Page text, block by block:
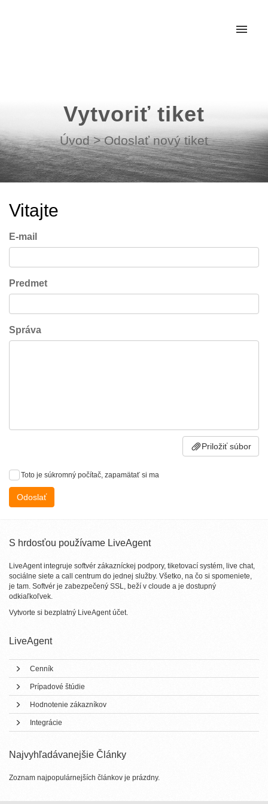
Vytvoriť tiket
Úvod >Odoslať nový tiket
Vitajte
E-mail
Predmet
Správa
Priložiť súbor
Toto je súkromný počítač, zapamätať si ma
Odoslať
S hrdosťou používame LiveAgent
LiveAgent integruje softvér zákazníckej podpory, tiketovací systém, live chat,
sociálne siete a call centrum do jednej služby. Všetko, na čo si spomeniete,
je tam. Softvér je zabezpečený SSL, beží v cloude a je dostupný
odkiaľkoľvek.
Vytvorte si bezplatný LiveAgent účet.
LiveAgent
Cenník
Prípadové štúdie
Hodnotenie zákazníkov
Integrácie
Najvyhľadávanejšie Články
Zoznam najpopulárnejších článkov je prázdny.